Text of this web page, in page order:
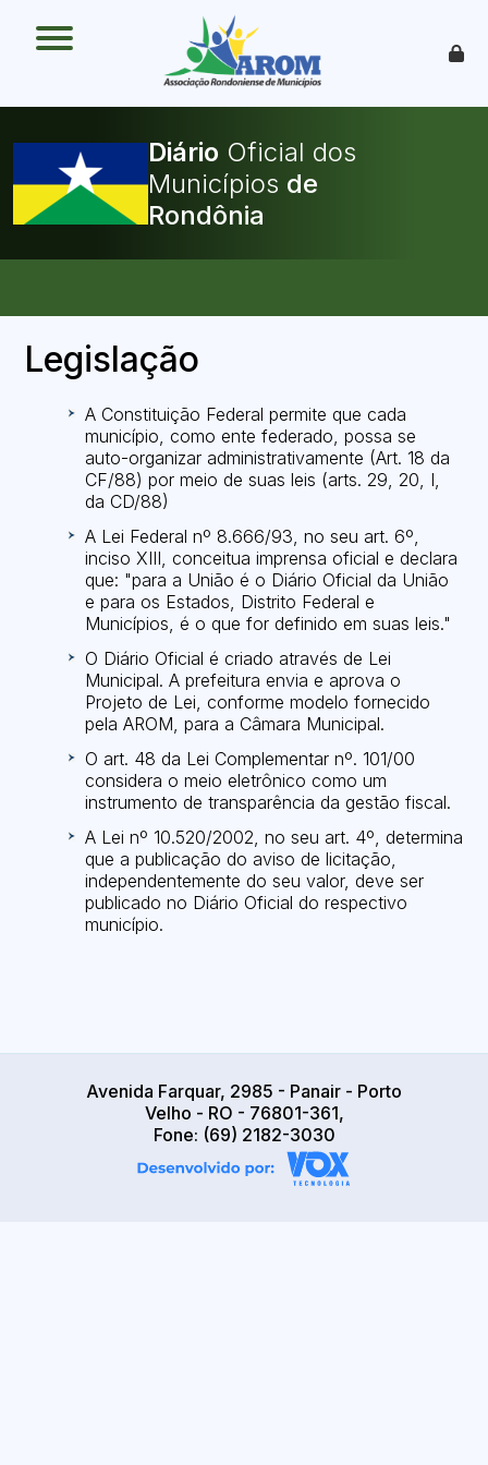
Diário Oficial dos
Municípios
Legislação
O Que Pode Ser Publicado
Faça sua Adesão
Legislação
A Constituição Federal permite que cada
município, como ente federado, possa se
auto-organizar administrativamente (Art. 18 da
CF/88) por meio de suas leis (arts. 29, 20, I,
da CD/88)
A Lei Federal nº 8.666/93, no seu art. 6º,
inciso XIII, conceitua imprensa oficial e declara
que: "para a União é o Diário Oficial da União
e para os Estados, Distrito Federal e
Municípios, é o que for definido em suas leis."
O Diário Oficial é criado através de Lei
Municipal. A prefeitura envia e aprova o
Projeto de Lei, conforme modelo fornecido
pela AROM, para a Câmara Municipal.
O art. 48 da Lei Complementar nº. 101/00
considera o meio eletrônico como um
instrumento de transparência da gestão fiscal.
A Lei nº 10.520/2002, no seu art. 4º, determina
que a publicação do aviso de licitação,
independentemente do seu valor, deve ser
publicado no Diário Oficial do respectivo
município.
Avenida Farquar, 2985 - Panair - Porto
Velho - RO - 76801-361,
Fone: (69) 2182-3030